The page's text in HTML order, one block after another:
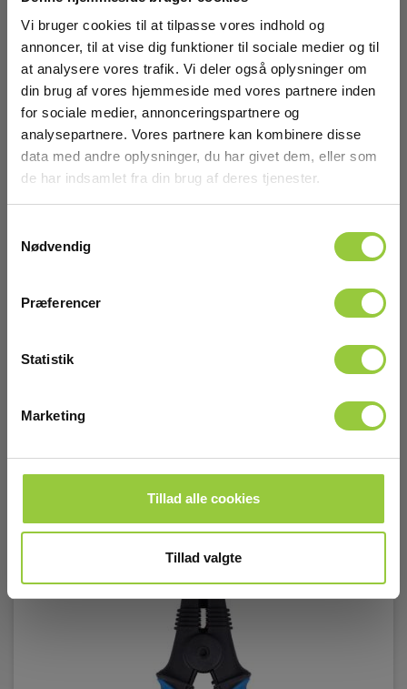
Vi bruger cookies til at tilpasse vores indhold og
annoncer, til at vise dig funktioner til sociale medier og til
at analysere vores trafik. Vi deler også oplysninger om
din brug af vores hjemmeside med vores partnere inden
for sociale medier, annonceringspartnere og
analysepartnere. Vores partnere kan kombinere disse
data med andre oplysninger, du har givet dem, eller som
de har indsamlet fra din brug af deres tjenester.
Nødvendig
Præferencer
Statistik
Marketing
Tillad alle cookies
Tillad valgte
Metrel A1593 Kelvin krokodillenæb ø35mm
EAN 3831063429968